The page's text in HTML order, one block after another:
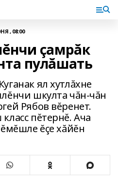
, 08:00
çамрăк
пулăшать
ял хутлăхне
шкулта чăн-чăн
Рябов вĕренет.
пĕтернĕ. Ача
ĕçе хăйĕн